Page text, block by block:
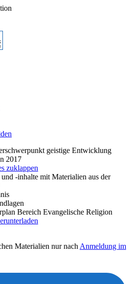
geistige Entwicklung
2017
zuklappen
-inhalte mit Materialien aus der
Bereich Evangelische Religion
Materialien nur nach Anmeldung im